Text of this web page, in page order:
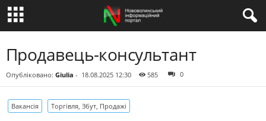
Продавець-консультант
Опубліковано: Giulia - 18.08.2025 12:30 585 0
Вакансія Торгівля, Збут, Продажі